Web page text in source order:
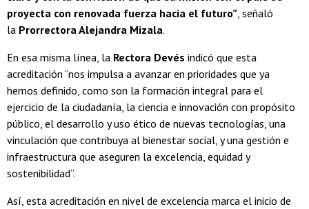
proyecta con renovada fuerza hacia el futuro” , señaló
la Prorrectora Alejandra Mizala.
En esa misma línea, la Rectora Devés indicó que esta
acreditación “nos impulsa a avanzar en prioridades que ya
hemos definido, como son la formación integral para el
ejercicio de la ciudadanía, la ciencia e innovación con propósito
público, el desarrollo y uso ético de nuevas tecnologías, una
vinculación que contribuya al bienestar social, y una gestión e
infraestructura que aseguren la excelencia, equidad y
sostenibilidad”.
Así, esta acreditación en nivel de excelencia marca el inicio de